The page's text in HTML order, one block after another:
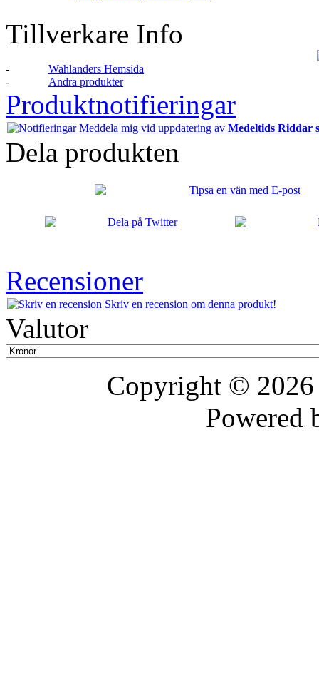
Tillverkare Info
-
Wahlanders Hemsida
-
Andra produkter
Produktnotifieringar
Meddela mig vid uppdatering av Medeltids Riddar
Dela produkten
Recensioner
Skriv en recension om denna produkt!
Valutor
Copyright ©
Powered